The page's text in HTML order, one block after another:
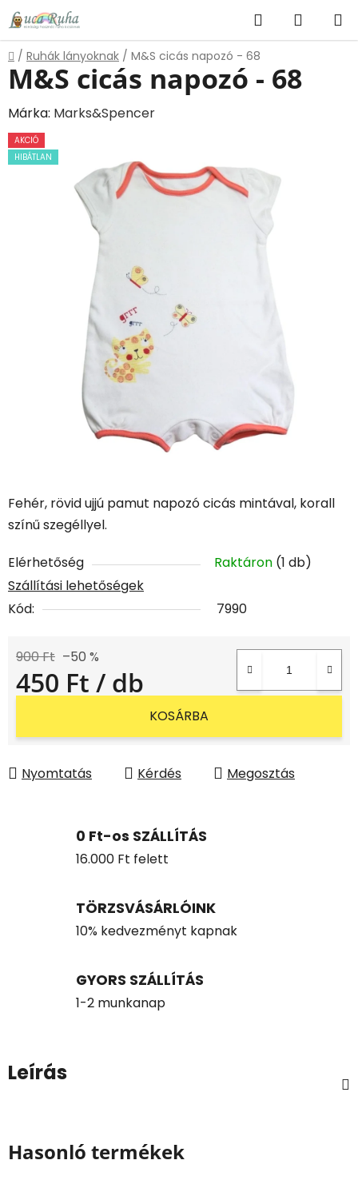
Ugrás
fő
tartalomhoz
KeresésKOSÁR
Kezdőlap
/ Ruhák lányoknak / M&S cicás napozó - 68
Fehér, rövid ujjú pamut napozó cicás mintával, korall
színű szegéllyel.
Elérhetőség Raktáron (1 db)
Szállítási lehetőségek
Kód:
7990
900 Ft –50 %
450 Ft / db
KOSÁRBA
Nyomtatás Kérdés Megosztás
M&S cicás napozó - 68
Márka: Marks&Spencer
AKCIÓ
HIBÁTLAN
0 Ft-os SZÁLLÍTÁS
16.000 Ft felett
TÖRZSVÁSÁRLÓINK
10% kedvezményt kapnak
GYORS SZÁLLÍTÁS
1-2 munkanap
Leírás
Hasonló termékek